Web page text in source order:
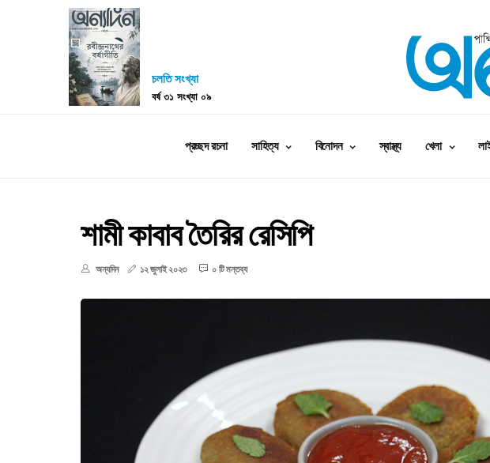
চলতি সংখ্যা
বর্ষ ৩১ সংখ্যা ০৯
প্রচ্ছদ রচনা সাহিত্য বিনোদন স্বাস্থ্য খেলা
শামী কাবাব তৈরির রেসিপি
অন্যদিন ১২ জুলাই ২০২৩ ০ টি মন্তব্য